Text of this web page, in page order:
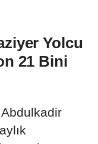
Yolcu
21 Bini
Abdulkadir